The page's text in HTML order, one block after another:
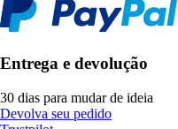
Entrega e devolução
30 dias para mudar de ideia
Devolva seu pedido